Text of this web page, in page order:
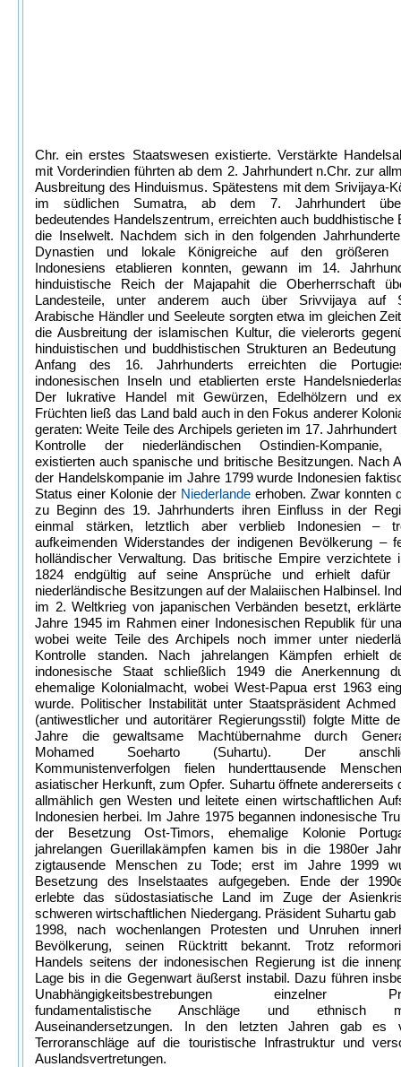
Chr. ein erstes Staatswesen existierte. Verstärkte
mit Vorderindien führten ab dem 2. Jahrhundert n.Chr. zur
Ausbreitung des Hinduismus. Spätestens mit dem Srivijaya-
im südlichen Sumatra, ab dem 7. Jahrhundert
bedeutendes Handelszentrum, erreichten auch buddhistische
die Inselwelt. Nachdem sich in den folgenden
Dynastien und lokale Königreiche auf den größeren
Indonesiens etablieren konnten, gewann im 14.
hinduistische Reich der Majapahit die Oberherrschaft
Landesteile, unter anderem auch über Srivvijaya auf
Arabische Händler und Seeleute sorgten etwa im gleichen
die Ausbreitung der islamischen Kultur, die vielerorts
hinduistischen und buddhistischen Strukturen an Bedeutung
Anfang des 16. Jahrhunderts erreichten die
indonesischen Inseln und etablierten erste
Der lukrative Handel mit Gewürzen, Edelhölzern und
Früchten ließ das Land bald auch in den Fokus anderer
geraten: Weite Teile des Archipels gerieten im 17. Jahrhundert
Kontrolle der niederländischen Ostindien-Kompanie,
existierten auch spanische und britische Besitzungen. Nach
der Handelskompanie im Jahre 1799 wurde Indonesien
Status einer Kolonie der Niederlande erhoben. Zwar konnten
zu Beginn des 19. Jahrhunderts ihren Einfluss in der
einmal stärken, letztlich aber verblieb Indonesien –
aufkeimenden Widerstandes der indigenen Bevölkerung –
holländischer Verwaltung. Das britische Empire verzichtete
1824 endgültig auf seine Ansprüche und erhielt dafür
niederländische Besitzungen auf der Malaiischen Halbinsel.
im 2. Weltkrieg von japanischen Verbänden besetzt,
Jahre 1945 im Rahmen einer Indonesischen Republik für
wobei weite Teile des Archipels noch immer unter
Kontrolle standen. Nach jahrelangen Kämpfen erhielt
indonesische Staat schließlich 1949 die Anerkennung
ehemalige Kolonialmacht, wobei West-Papua erst 1963
wurde. Politischer Instabilität unter Staatspräsident Achmed
(antiwestlicher und autoritärer Regierungsstil) folgte Mitte
Jahre die gewaltsame Machtübernahme durch
Mohamed Soeharto (Suhartu). Der
Kommunistenverfolgen fielen hunderttausende
asiatischer Herkunft, zum Opfer. Suhartu öffnete andererseits
allmählich gen Westen und leitete einen wirtschaftlichen
Indonesien herbei. Im Jahre 1975 begannen indonesische
der Besetzung Ost-Timors, ehemalige Kolonie
jahrelangen Guerillakämpfen kamen bis in die 1980er
zigtausende Menschen zu Tode; erst im Jahre 1999
Besetzung des Inselstaates aufgegeben. Ende der
erlebte das südostasiatische Land im Zuge der
schweren wirtschaftlichen Niedergang. Präsident Suhartu gab
1998, nach wochenlangen Protesten und Unruhen
Bevölkerung, seinen Rücktritt bekannt. Trotz
Handels seitens der indonesischen Regierung ist die
Lage bis in die Gegenwart äußerst instabil. Dazu führen
Unabhängigkeitsbestrebungen einzelner
fundamentalistische Anschläge und ethnisch
Auseinandersetzungen. In den letzten Jahren gab es
Terroranschläge auf die touristische Infrastruktur und
Auslandsvertretungen.